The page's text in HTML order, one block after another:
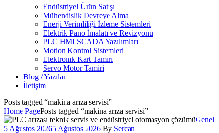
Endüstriyel Ürün Satışı
Mühendislik Devreye Alma
Enerji Verimliliği İzleme Sistemleri
Elektrik Pano İmalatı ve Revizyonu
PLC HMI SCADA Yazılımları
Motion Kontrol Sistemleri
Elektronik Kart Tamiri
Servo Motor Tamiri
Blog / Yazılar
İletişim
Posts tagged “makina arıza servisi”
Home PagePosts tagged “makina arıza servisi”
Genel
5 Ağustos 20265 Ağustos 2026 By Sercan